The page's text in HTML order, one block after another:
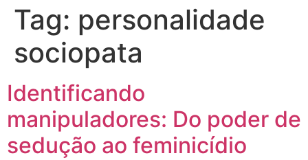
Tag: personalidade
sociopata
Identificando
manipuladores: Do poder de
sedução ao feminicídio